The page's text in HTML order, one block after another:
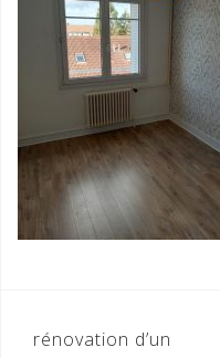
Navigation
rénovation d’un